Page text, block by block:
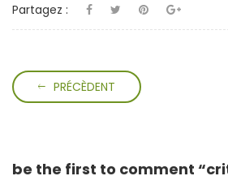
options
peuvent
choisies
la
Partagez :
PRÉCÈDENT
be the first to comment